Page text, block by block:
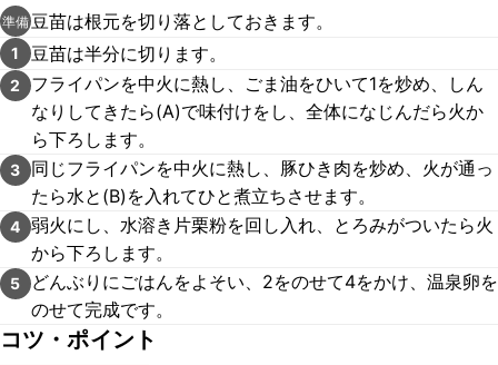
準備 豆苗は根元を切り落としておきます。
1 豆苗は半分に切ります。
2
フライパンを中火に熱し、ごま油をひいて1を炒め、しん
なりしてきたら(A)で味付けをし、全体になじんだら火か
ら下ろします。
3
同じフライパンを中火に熱し、豚ひき肉を炒め、火が通っ
たら水と(B)を入れてひと煮立ちさせます。
4 弱火にし、水溶き片栗粉を回し入れ、とろみがついたら火
から下ろします。
5
どんぶりにごはんをよそい、2をのせて4をかけ、温泉卵を
のせて完成です。
コツ・ポイント